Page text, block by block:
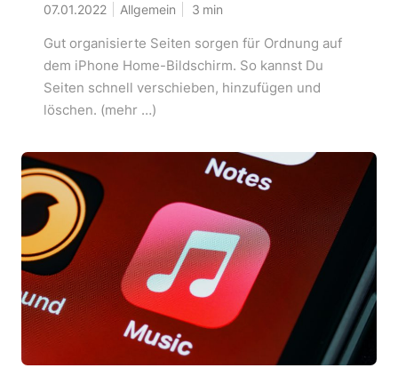
07.01.2022 Allgemein 3 min
Gut organisierte Seiten sorgen für Ordnung auf
dem iPhone Home-Bildschirm. So kannst Du
Seiten schnell verschieben, hinzufügen und
löschen. (mehr …)